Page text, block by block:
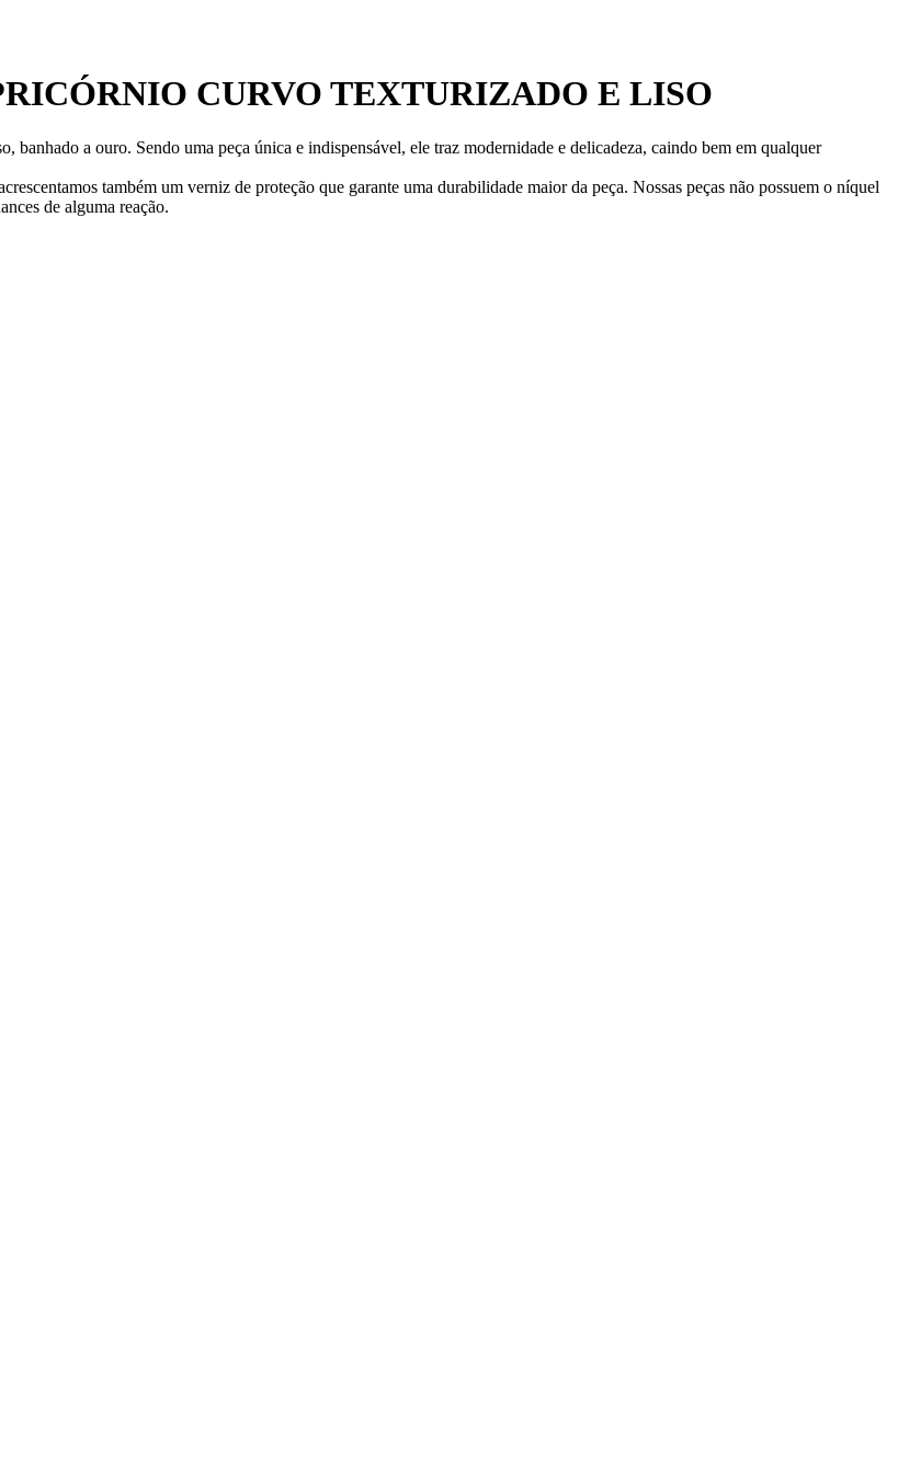
CURVO TEXTURIZADO E LISO
a ouro. Sendo uma peça única e indispensável, ele traz modernidade e delicadeza, caindo bem em qualquer
também um verniz de proteção que garante uma durabilidade maior da peça. Nossas peças não possuem o níquel
de alguma reação.